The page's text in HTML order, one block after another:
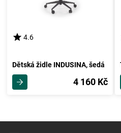
4.6
Dětská židle INDUSINA, šedá
4 160 Kč